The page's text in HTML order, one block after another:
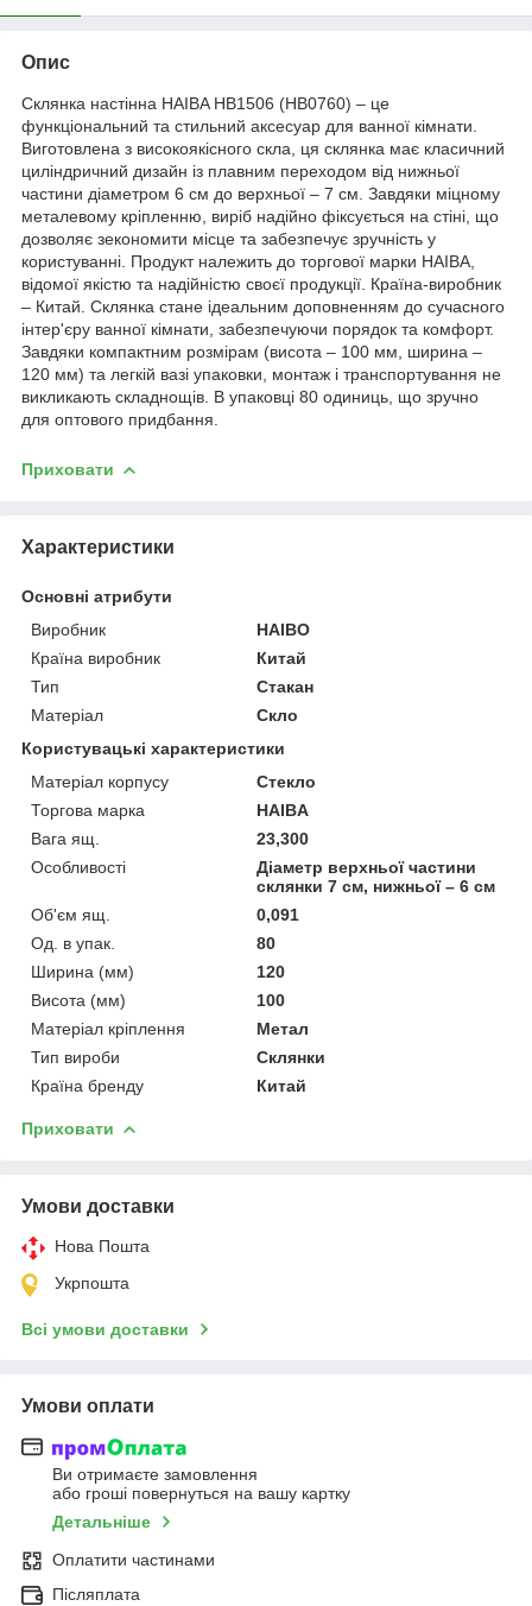
Опис
Склянка настінна HAIBA HB1506 (HB0760) – це
функціональний та стильний аксесуар для ванної кімнати.
Виготовлена з високоякісного скла, ця склянка має класичний
циліндричний дизайн із плавним переходом від нижньої
частини діаметром 6 см до верхньої – 7 см. Завдяки міцному
металевому кріпленню, виріб надійно фіксується на стіні, що
дозволяє зекономити місце та забезпечує зручність у
користуванні. Продукт належить до торгової марки HAIBA,
відомої якістю та надійністю своєї продукції. Країна-виробник
– Китай. Склянка стане ідеальним доповненням до сучасного
інтер'єру ванної кімнати, забезпечуючи порядок та комфорт.
Завдяки компактним розмірам (висота – 100 мм, ширина –
120 мм) та легкій вазі упаковки, монтаж і транспортування не
викликають складнощів. В упаковці 80 одиниць, що зручно
для оптового придбання.
Приховати
Характеристики
Основні атрибути
Виробник
HAIBO
Країна виробник
Китай
Тип
Стакан
Матеріал
Скло
Користувацькі характеристики
Матеріал корпусу
Стекло
Торгова марка
HAIBA
Вага ящ.
23,300
Особливості
Діаметр верхньої частини
склянки 7 см, нижньої – 6 см
Об'єм ящ.
0,091
Од. в упак.
80
Ширина (мм)
120
Висота (мм)
100
Матеріал кріплення
Метал
Тип вироби
Склянки
Країна бренду
Китай
Приховати
Умови доставки
Нова Пошта
Укрпошта
Всі умови доставки
Умови оплати
Ви отримаєте замовлення
або гроші повернуться на вашу картку
Детальніше
Оплатити частинами
Післяплата